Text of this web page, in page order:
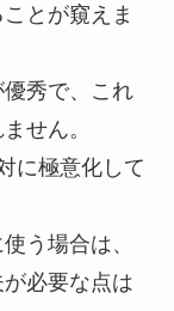
とが窺えま
秀で、これ
せん。
に極意化して
う場合は、
必要な点は